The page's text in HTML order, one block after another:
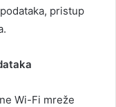
pristup
Wi-Fi mreže